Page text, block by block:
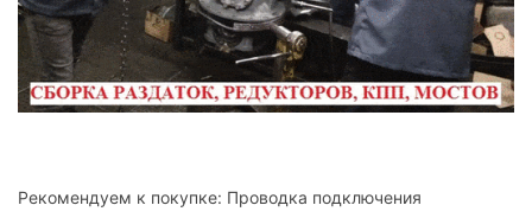
Рекомендуем к покупке: Проводка подключения